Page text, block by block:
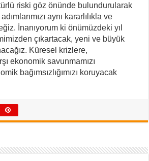
riski göz önünde bulundurularak
aynı kararlılıkla ve
İnanıyorum ki önümüzdeki yıl
çıkartacak, yeni ve büyük
Küresel krizlere,
ekonomik savunmamızı
bağımsızlığımızı koruyacak